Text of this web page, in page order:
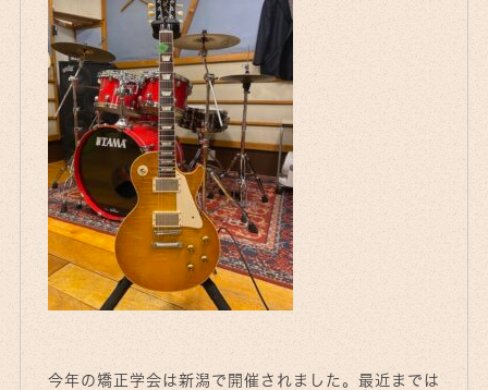
今年の矯正学会は新潟で開催されました。最近までは